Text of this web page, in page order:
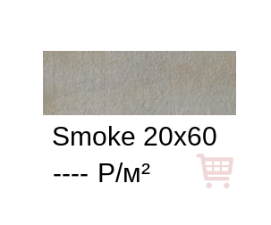
Smoke 20x60
---- Р/м²